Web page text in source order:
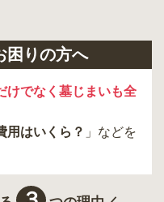
困りの方へ
けでなく墓じまいも全
用はいくら？ 」などを